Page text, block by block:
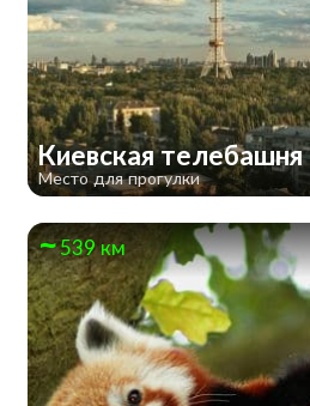
Киевская телебашня
Место для прогулки
539 км